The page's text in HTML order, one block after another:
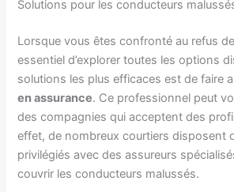
Solutions pour les conducteurs
Lorsque vous êtes confronté au refus
essentiel d’explorer toutes les options
solutions les plus efficaces est de faire
en assurance. Ce professionnel peut
des compagnies qui acceptent des
effet, de nombreux courtiers disposent
privilégiés avec des assureurs
couvrir les conducteurs malussés.